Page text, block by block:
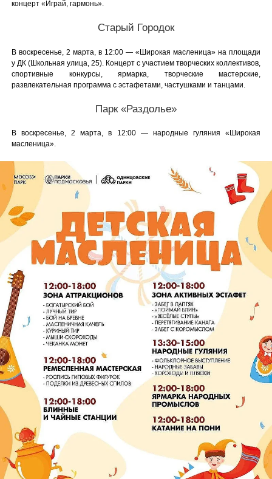
концерт «Играй, гармонь».
Старый Городок
В воскресенье, 2 марта, в 12:00 — «Широкая масленица» на площади
у ДК (Школьная улица, 25). Концерт с участием творческих коллективов,
спортивные конкурсы, ярмарка, творческие мастерские,
развлекательная программа с эстафетами, частушками и танцами.
Парк «Раздолье»
В воскресенье, 2 марта, в 12:00 — народные гуляния «Широкая
масленица».